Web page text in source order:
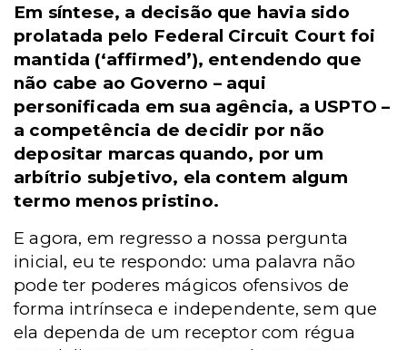
Em síntese, a decisão que havia sido
prolatada pelo Federal Circuit Court foi
mantida (‘affirmed’), entendendo que
não cabe ao Governo – aqui
personificada em sua agência, a USPTO –
a competência de decidir por não
depositar marcas quando, por um
arbítrio subjetivo, ela contem algum
termo menos pristino.
E agora, em regresso a nossa pergunta
inicial, eu te respondo: uma palavra não
pode ter poderes mágicos ofensivos de
forma intrínseca e independente, sem que
ela dependa de um receptor com régua